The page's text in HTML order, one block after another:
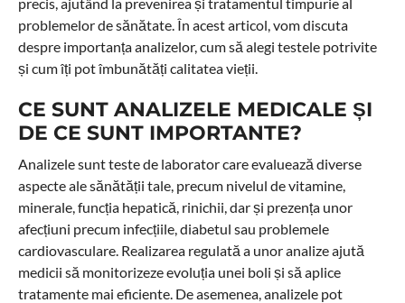
problemelor de sănătate. În acest articol, vom discuta
despre importanța analizelor, cum să alegi testele potrivite
și cum îți pot îmbunătăți calitatea vieții.
CE SUNT ANALIZELE MEDICALE ȘI
DE CE SUNT IMPORTANTE?
Analizele sunt teste de laborator care evaluează diverse
aspecte ale sănătății tale, precum nivelul de vitamine,
minerale, funcția hepatică, rinichii, dar și prezența unor
afecțiuni precum infecțiile, diabetul sau problemele
cardiovasculare. Realizarea regulată a unor analize ajută
medicii să monitorizeze evoluția unei boli și să aplice
tratamente mai eficiente. De asemenea, analizele pot